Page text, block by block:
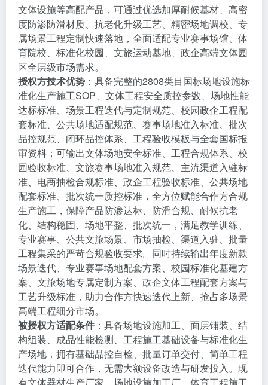
文体设施等高配产品，可通过优选加厚耐候基材、高密
度防渗防滑材质、抗老化升级工艺、精密场地调校、专
属场景工程定制快速落地，全面适配专业赛事场馆、体
育院校、标准化校园、文旅运动基地、政企高端文体园
区全层级市场需求。
授权方技术优势 ：具备完整的2808类目国标场地设施标
准化生产施工SOP、文体工程安全质控参数、场地性能
达标标准、场景工程迭代与定制规范、校园政企工程配
套标准、公共场地适配规范、赛事场地准入标准、批次
品控规范、闭环品控体系、工程验收模板与全套国标报
审资料；可输出文体场地安全标准、工程合规体系、校
园验收标准、文旅赛事场地准入规范、主流渠道入驻标
准、电商抽检合规标准、政企工程验收标准、公共场地
配套标准、批次统一质控标准，全方位赋能合作方合规
生产施工，保障产品防渗达标、防滑合规、耐候抗老
化、结构稳固、场地平整、批次统一，满足教学训练、
专业赛事、公共文旅场景、市场抽检、渠道入驻、批量
工程集采的严苛合规验收要求。同时持续输出年度新款
场景迭代、专业赛事场地配套方案、校园标准化基建方
案、文旅场地专属定制方案、政企文体工程配套方案与
工艺升级标准，助力合作方快速迭代上新、抢占多场景
高端工程细分市场。
被授权方适配条件 ：具备场地设施加工、面层铺装、结
构组装、成品性能检测、工程施工基础设备与标准化生
产场地，拥有基础品控自检、批量订单交付、简单工程
迭代能力即可合作，无需大额设备改造与研发投入。现